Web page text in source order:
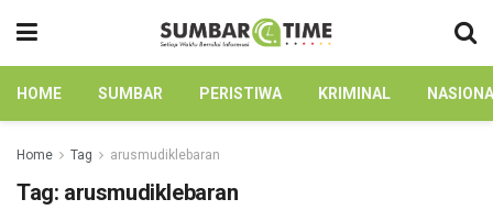
HOME SUMBAR PERISTIWA KRIMINAL
Home Tag arusmudiklebaran
Tag: arusmudiklebaran